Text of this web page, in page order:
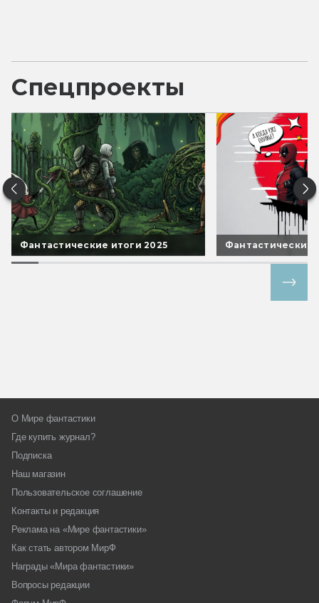
Спецпроекты
Фантастические итоги 2025 Фантастические
О Мире фантастики
Где купить журнал?
Подписка
Наш магазин
Пользовательское соглашение
Контакты и редакция
Реклама на «Мире фантастики»
Как стать автором МирФ
Награды «Мира фантастики»
Вопросы редакции